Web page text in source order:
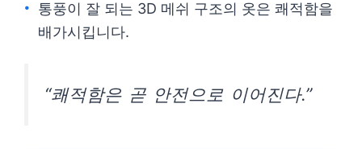
통풍이 잘 되는 3D 메쉬 구조의 옷은 쾌적함을
배가시킵니다.
“쾌적함은 곧 안전으로 이어진다.”